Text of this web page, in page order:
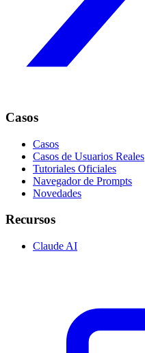
Casos
Casos
Casos de Usuarios Reales
Tutoriales Oficiales
Navegador de Prompts
Novedades
Recursos
Claude AI